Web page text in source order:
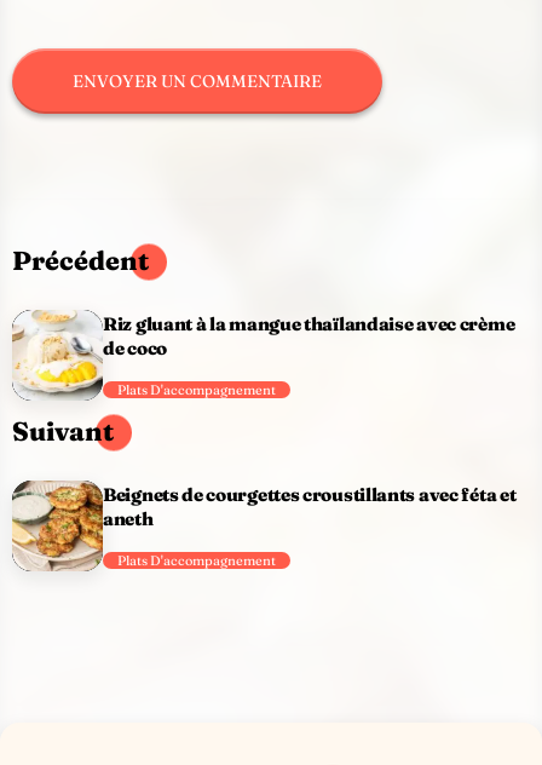
Précédent
Riz gluant à la mangue thaïlandaise avec crème
de coco
Plats D'accompagnement
Suivant
Beignets de courgettes croustillants avec féta et
aneth
Plats D'accompagnement